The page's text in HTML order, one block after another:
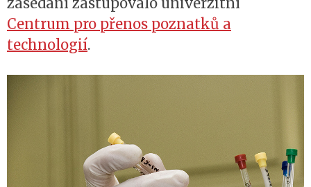
Centrum pro přenos poznatků a
technologií.